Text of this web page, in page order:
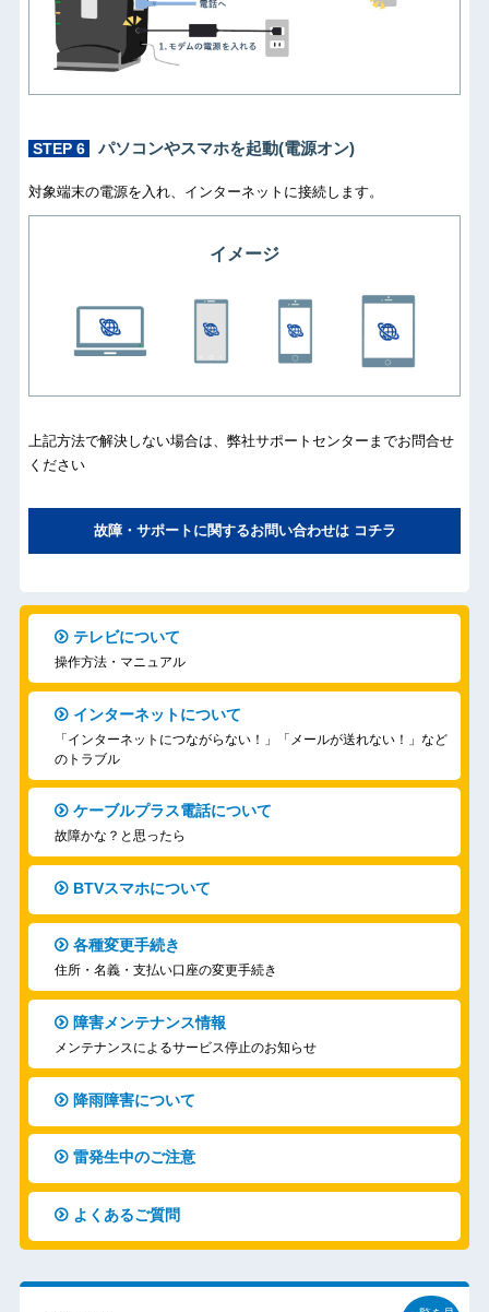
STEP 6 パソコンやスマホを起動(電源オン)
対象端末の電源を入れ、インターネットに接続します。
イメージ
上記方法で解決しない場合は、弊社サポートセンターまでお問合せ
ください
故障・サポートに関するお問い合わせは コチラ
テレビについて
操作方法・マニュアル
インターネットについて
「インターネットにつながらない！」「メールが送れない！」など
のトラブル
ケーブルプラス電話について
故障かな？と思ったら
BTVスマホについて
各種変更手続き
住所・名義・支払い口座の変更手続き
障害メンテナンス情報
メンテナンスによるサービス停止のお知らせ
降雨障害について
雷発生中のご注意
よくあるご質問